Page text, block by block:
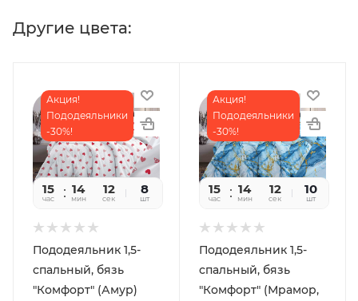
Другие цвета:
Акция!
Пододеяльники
-30%!
15
час
14
мин
11
сек
8
шт
Пододеяльник 1,5-
спальный, бязь
"Комфорт" (Амур)
Акция!
Пододеяльники
-30%!
15
час
14
мин
11
сек
10
шт
Пододеяльник 1,5-
спальный, бязь
"Комфорт" (Мрамор,